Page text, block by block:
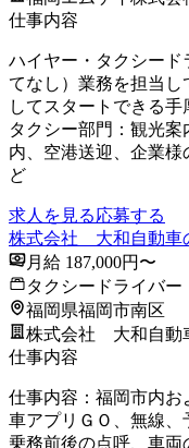
仕事内容
ハイヤー・タクシード
てなし）業務を担当
してスタートできる
タクシー部門：観光
内、空港送迎、企業
ど
求人を見る応募する
株式会社 大和自動車
月給 187,000円〜
タクシードライバー
福岡県福岡市南区
株式会社 大和自動
仕事内容
仕事内容：福岡市内
車アプリＧＯ、無線
乗務前後の点呼、車